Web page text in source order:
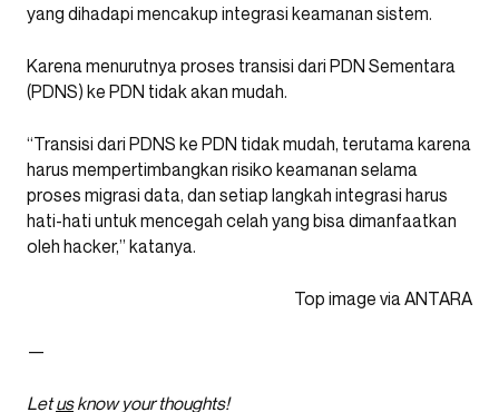
yang dihadapi mencakup integrasi keamanan sistem.
Karena menurutnya proses transisi dari PDN Sementara
(PDNS) ke PDN tidak akan mudah.
“Transisi dari PDNS ke PDN tidak mudah, terutama karena
harus mempertimbangkan risiko keamanan selama
proses migrasi data, dan setiap langkah integrasi harus
hati-hati untuk mencegah celah yang bisa dimanfaatkan
oleh hacker,” katanya.
Top image via ANTARA
—
Letusknow your thoughts!